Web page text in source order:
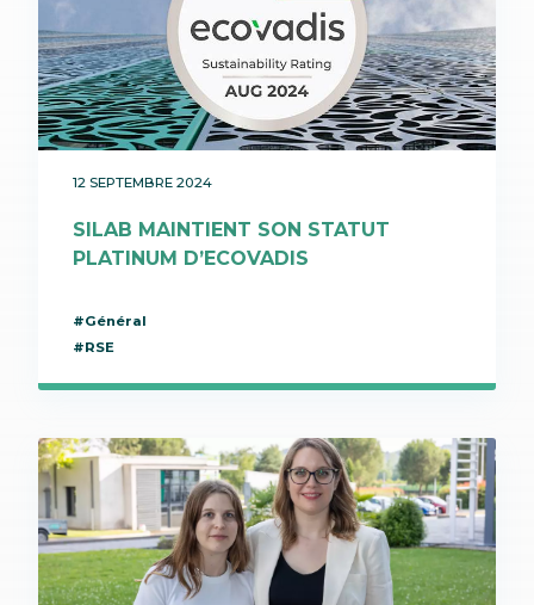
12 SEPTEMBRE 2024
SILAB MAINTIENT SON STATUT
PLATINUM D’ECOVADIS
#Général
#RSE